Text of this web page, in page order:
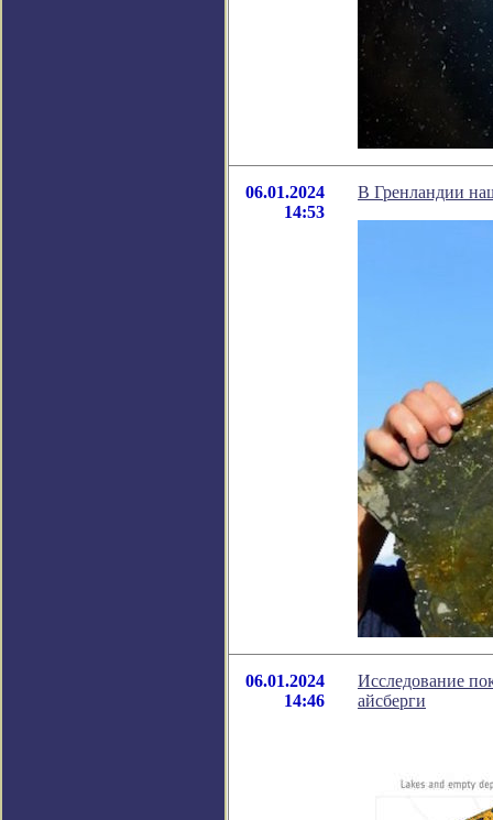
06.01.2024
14:53
В Гренландии
06.01.2024
14:46
Исследование
айсберги